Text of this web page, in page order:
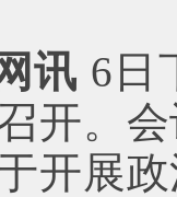
讯 6日
开。
开展